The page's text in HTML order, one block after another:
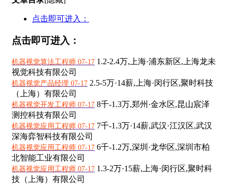
点击即可进入：
点击即可进入：
机器视觉算法工程师 07-17 1.2-2.4万, 上海·浦东新区,上海龙未
视觉科技有限公司
机器视觉产品经理 07-17 2.5-5万·14薪, 上海·闵行区,聚时科技
（上海）有限公司
机器视觉开发工程师 07-17 8千-1.3万,郑州·金水区,昆山宸泽
测控科技有限公司
机器视觉应用工程师 07-17 7千-1.3万·14薪,武汉·江汉区,武汉
深海弈智科技有限公司
机器视觉应用工程师 07-17 6千-1.2万,深圳·龙华区,深圳市柏
北智能工业有限公司
机器视觉应用工程师 07-17 1.3-2万·15薪, 上海·闵行区,聚时科
技（上海）有限公司